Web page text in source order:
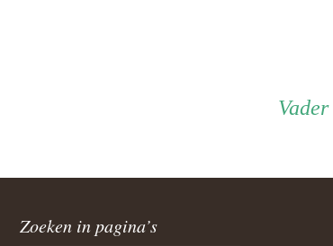
Vader
Zoeken in pagina’s